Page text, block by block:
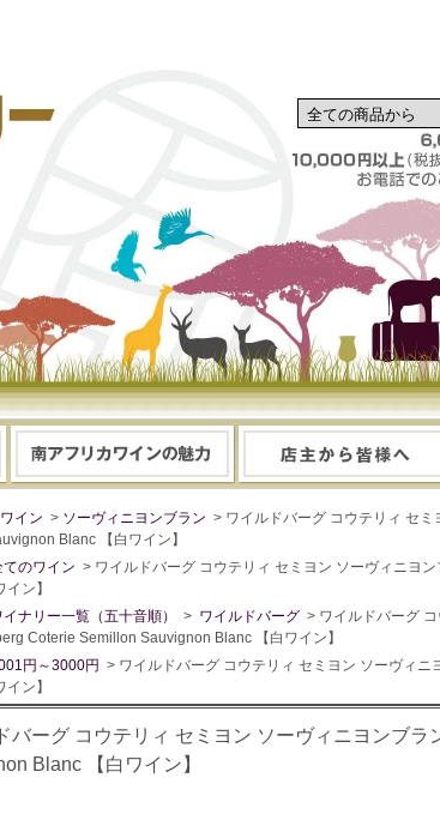
イン > ソーヴィニヨンブラン > ワイルドバーグ コウテリィ セ
Blanc 【白ワイン】
てのワイン > ワイルドバーグ コウテリィ セミヨン ソーヴィニヨ
ン】
イナリー一覧（五十音順） > ワイルドバーグ > ワイルドバーグ
Coterie Semillon Sauvignon Blanc 【白ワイン】
円～3000円 > ワイルドバーグ コウテリィ セミヨン ソーヴィ
ン】
バーグ コウテリィ セミヨン ソーヴィニヨンブ
Blanc 【白ワイン】